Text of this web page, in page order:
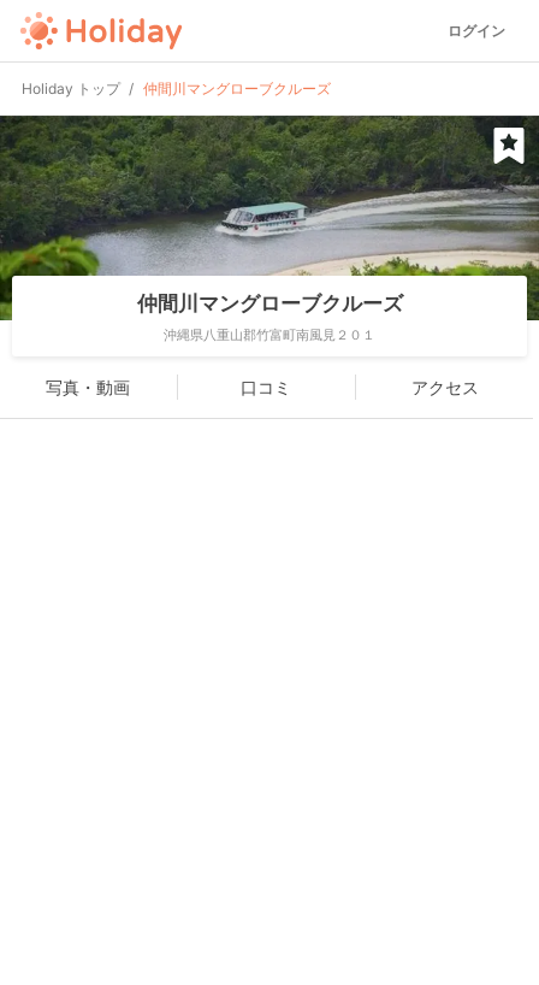
ログイン
Holiday トップ 仲間川マングローブクルーズ
仲間川マングローブクルーズ
沖縄県八重山郡竹富町南風見２０１
写真・動画 口コミ アクセス